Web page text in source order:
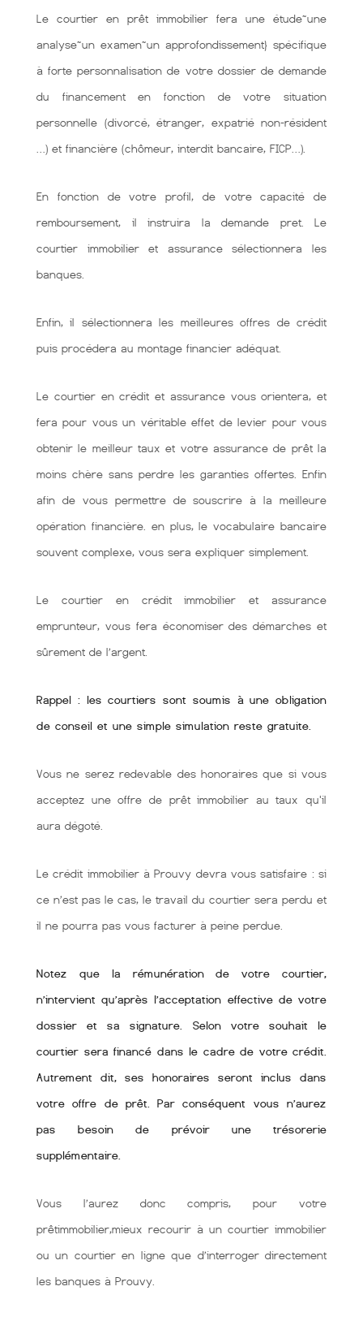
Le courtier en prêt immobilier fera une étude~une
analyse~un examen~un approfondissement} spécifique
à forte personnalisation de votre dossier de demande
du financement en fonction de votre situation
personnelle (divorcé, étranger, expatrié non-résident
…) et financière (chômeur, interdit bancaire, FICP…).
En fonction de votre profil, de votre capacité de
remboursement, il instruira la demande pret. Le
courtier immobilier et assurance sélectionnera les
banques.
Enfin, il sélectionnera les meilleures offres de crédit
puis procédera au montage financier adéquat.
Le courtier en crédit et assurance vous orientera, et
fera pour vous un véritable effet de levier pour vous
obtenir le meilleur taux et votre assurance de prêt la
moins chère sans perdre les garanties offertes. Enfin
afin de vous permettre de souscrire à la meilleure
opération financière. en plus, le vocabulaire bancaire
souvent complexe, vous sera expliquer simplement.
Le courtier en crédit immobilier et assurance
emprunteur, vous fera économiser des démarches et
sûrement de l’argent.
Rappel : les courtiers sont soumis à une obligation
de conseil et une simple simulation reste gratuite.
Vous ne serez redevable des honoraires que si vous
acceptez une offre de prêt immobilier au taux qu'il
aura dégoté.
Le crédit immobilier à Prouvy devra vous satisfaire : si
ce n’est pas le cas, le travail du courtier sera perdu et
il ne pourra pas vous facturer à peine perdue.
Notez que la rémunération de votre courtier,
n’intervient qu’après l’acceptation effective de votre
dossier et sa signature. Selon votre souhait le
courtier sera financé dans le cadre de votre crédit.
Autrement dit, ses honoraires seront inclus dans
votre offre de prêt. Par conséquent vous n’aurez
pas besoin de prévoir une trésorerie
supplémentaire.
Vous l’aurez donc compris, pour votre
prêtimmobilier,mieux recourir à un courtier immobilier
ou un courtier en ligne que d’interroger directement
les banques à Prouvy.